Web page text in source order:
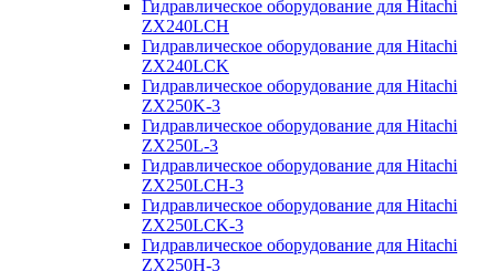
Гидравлическое оборудование для Hitachi
ZX240LCH
Гидравлическое оборудование для Hitachi
ZX240LCK
Гидравлическое оборудование для Hitachi
ZX250K-3
Гидравлическое оборудование для Hitachi
ZX250L-3
Гидравлическое оборудование для Hitachi
ZX250LCH-3
Гидравлическое оборудование для Hitachi
ZX250LCK-3
Гидравлическое оборудование для Hitachi
ZX250Н-3